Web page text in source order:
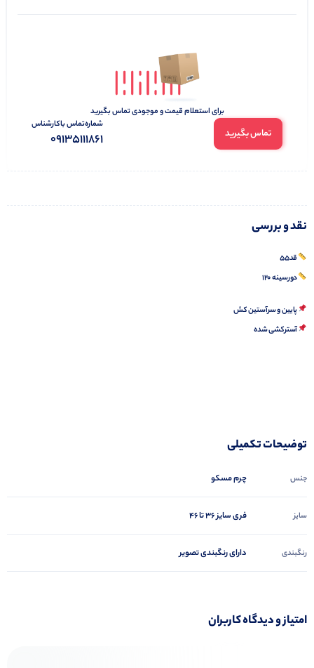
برای استعلام قیمت و موجودی تماس بگیرید
تماس بگیرید
شماره‌تماس‌ با‌کارشناس
09135111861
نقد و بررسی
قد۵۵
دورسینه ۱۲۰
پایین و سرآستین کش
آسترکشی شده
توضیحات تکمیلی
جنس چرم مسکو
سایز فری سایز ۳۶ تا ۴۶
رنگبندی دارای رنگبندی تصویر
امتیاز و دیدگاه کاربران